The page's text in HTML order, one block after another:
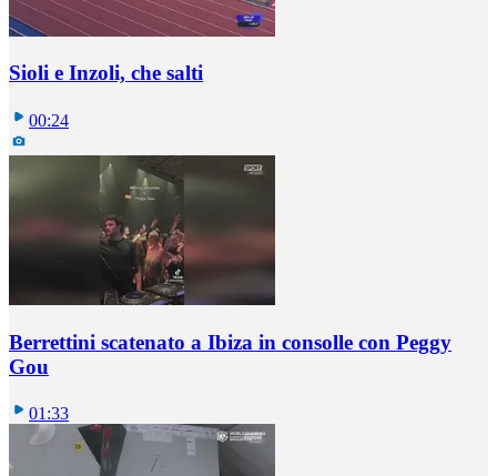
Sioli e Inzoli, che salti
00:24
Berrettini scatenato a Ibiza in consolle con Peggy
Gou
01:33